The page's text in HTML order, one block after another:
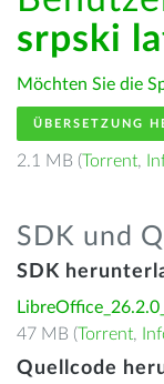
srpski
Möchten Sie die
ÜBERSETZUNG
2.1 MB (Torrent,
SDK und
SDK
47 MB (Torrent,
Quellcode